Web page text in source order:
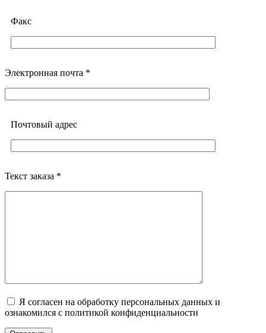
Факс
Электронная почта *
Почтовый адреc
Текст заказа *
Я согласен на обработку персональных данных и
ознакомился с политикой конфиденциальности